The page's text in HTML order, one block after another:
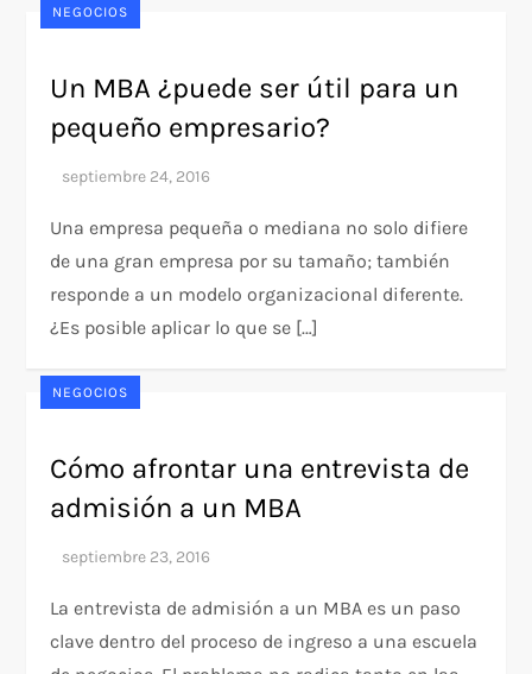
NEGOCIOS
Un MBA ¿puede ser útil para un
pequeño empresario?
Una empresa pequeña o mediana no solo difiere
de una gran empresa por su tamaño; también
responde a un modelo organizacional diferente.
¿Es posible aplicar lo que se […]
NEGOCIOS
Cómo afrontar una entrevista de
admisión a un MBA
La entrevista de admisión a un MBA es un paso
clave dentro del proceso de ingreso a una escuela